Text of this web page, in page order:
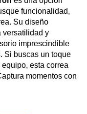
funcionalidad,
Su diseño
versatilidad y
imprescindible
Si buscas un toque
esta correa
momentos con